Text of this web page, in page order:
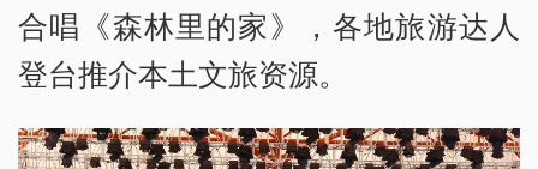
合唱《森林里的家》，各地旅游达人
登台推介本土文旅资源。